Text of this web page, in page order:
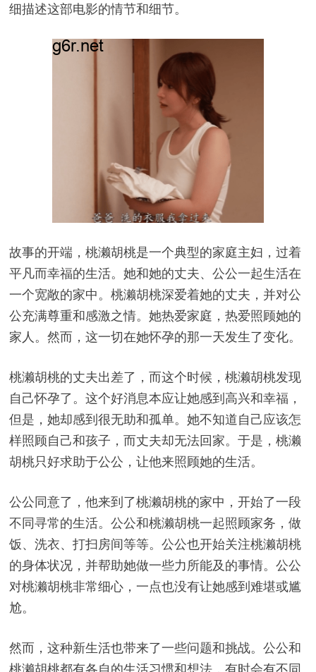
细描述这部电影的情节和细节。
故事的开端，桃濑胡桃是一个典型的家庭主妇，过着
平凡而幸福的生活。她和她的丈夫、公公一起生活在
一个宽敞的家中。桃濑胡桃深爱着她的丈夫，并对公
公充满尊重和感激之情。她热爱家庭，热爱照顾她的
家人。然而，这一切在她怀孕的那一天发生了变化。
桃濑胡桃的丈夫出差了，而这个时候，桃濑胡桃发现
自己怀孕了。这个好消息本应让她感到高兴和幸福，
但是，她却感到很无助和孤单。她不知道自己应该怎
样照顾自己和孩子，而丈夫却无法回家。于是，桃濑
胡桃只好求助于公公，让他来照顾她的生活。
公公同意了，他来到了桃濑胡桃的家中，开始了一段
不同寻常的生活。公公和桃濑胡桃一起照顾家务，做
饭、洗衣、打扫房间等等。公公也开始关注桃濑胡桃
的身体状况，并帮助她做一些力所能及的事情。公公
对桃濑胡桃非常细心，一点也没有让她感到难堪或尴
尬。
然而，这种新生活也带来了一些问题和挑战。公公和